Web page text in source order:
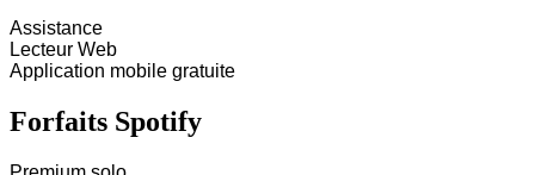
Assistance
Lecteur Web
Application mobile gratuite
Forfaits Spotify